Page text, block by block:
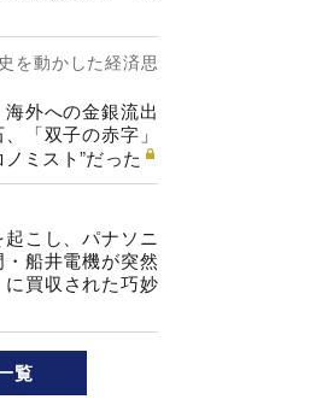
を動かした経済思
海外への金銀流出
「双子の赤字」
ミスト”だった
起こし、パナソニ
船井電機が突然
に買収された巧妙
覧